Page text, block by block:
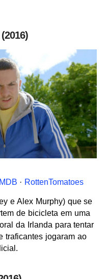
IMDB · RottenTomatoes
e Alex Murphy) que se
de bicicleta em uma
da Irlanda para tentar
traficantes jogaram ao